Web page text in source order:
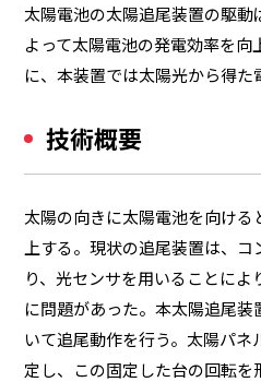
太陽電池の太陽追尾装置の駆
よって太陽電池の発電効率を
に、本装置では太陽光から得た
技術概要
太陽の向きに太陽電池を向け
上する。現状の追尾装置は、
り、光センサを用いることに
に問題があった。本太陽追尾
いて追尾動作を行う。太陽パ
定し、この固定した台の回転